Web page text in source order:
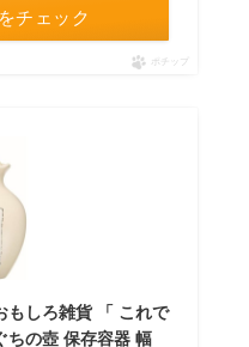
チェック
ポチップ
もしろ雑貨 「 これで
ちの壺 保存容器 幅